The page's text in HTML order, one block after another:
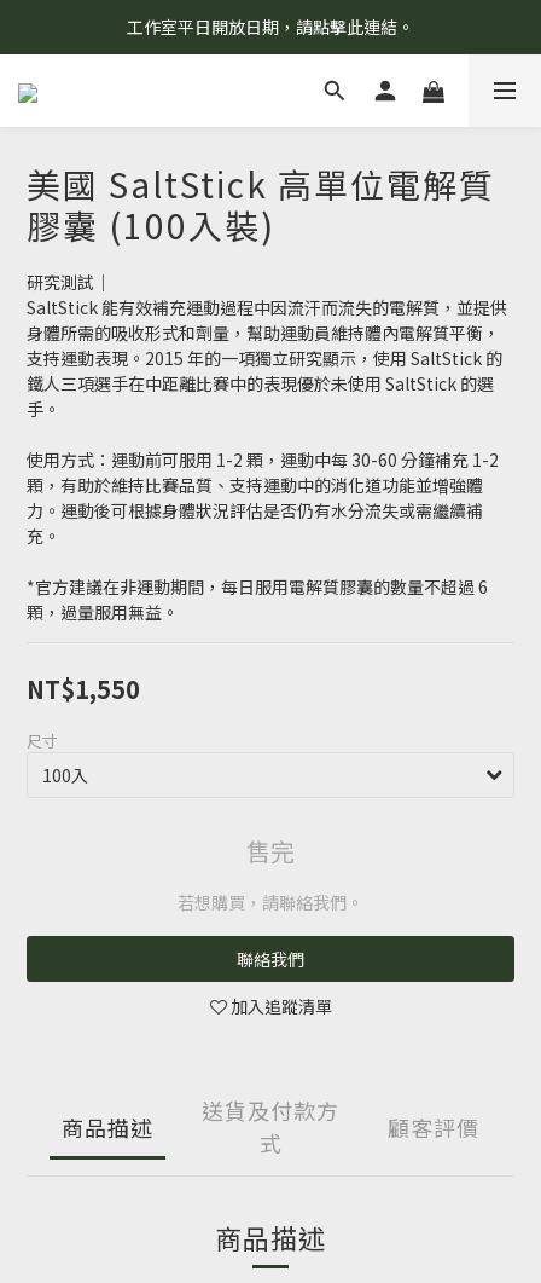
8/7 當天暫停開放工作室。請見諒！
工作室平日開放日期，請點擊此連結。
柯氏野生活推薦商品預購連結，請點此進入！
美國 SaltStick 高單位電解質
膠囊 (100入裝)
研究測試｜
SaltStick 能有效補充運動過程中因流汗而流失的電解質，並提供
身體所需的吸收形式和劑量，幫助運動員維持體內電解質平衡，
支持運動表現。2015 年的一項獨立研究顯示，使用 SaltStick 的
鐵人三項選手在中距離比賽中的表現優於未使用 SaltStick 的選
手。
使用方式：運動前可服用 1-2 顆，運動中每 30-60 分鐘補充 1-2
顆，有助於維持比賽品質、支持運動中的消化道功能並增強體
力。運動後可根據身體狀況評估是否仍有水分流失或需繼續補
充。
*官方建議在非運動期間，每日服用電解質膠囊的數量不超過 6
顆，過量服用無益。
NT$1,550
尺寸
售完
若想購買，請聯絡我們。
聯絡我們
加入追蹤清單
商品描述
送貨及付款方
式
顧客評價
商品描述